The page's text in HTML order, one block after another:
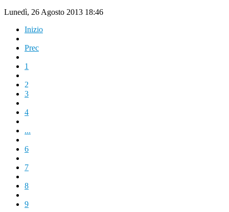
Lunedì, 26 Agosto 2013 18:46
Inizio
Prec
1
2
3
4
...
6
7
8
9